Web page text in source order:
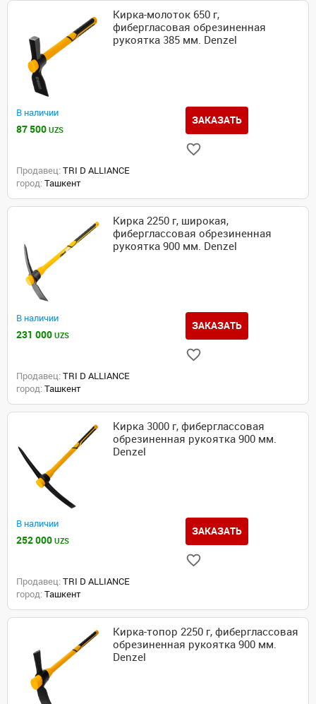
Кирка-молоток 650 г,
фибергласовая обрезиненная
рукоятка 385 мм. Denzel
В наличии
87 500 UZS
ЗАКАЗАТЬ
Продавец: TRI D ALLIANCE
город: Ташкент
Кирка 2250 г, широкая,
фиберглассовая обрезиненная
рукоятка 900 мм. Denzel
В наличии
231 000 UZS
ЗАКАЗАТЬ
Продавец: TRI D ALLIANCE
город: Ташкент
Кирка 3000 г, фиберглассовая
обрезиненная рукоятка 900 мм.
Denzel
В наличии
252 000 UZS
ЗАКАЗАТЬ
Продавец: TRI D ALLIANCE
город: Ташкент
Кирка-топор 2250 г, фиберглассовая
обрезиненная рукоятка 900 мм.
Denzel